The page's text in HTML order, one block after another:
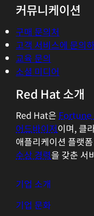
커뮤니케이션
구매 문의처
고객 서비스에 문의
교육 문의
소셜 미디어
Red Hat 소개
Red Hat은 Fortune
어드바이저이며, 클
애플리케이션 플랫
수상 경력을 갖춘 서
기업 소개
기업 문화